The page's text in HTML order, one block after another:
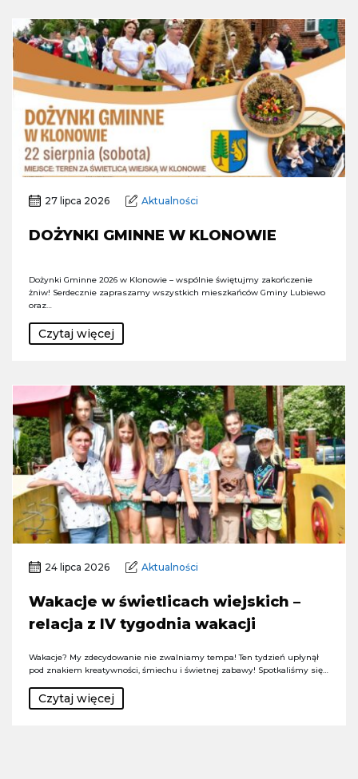
27 lipca 2026 Aktualności
DOŻYNKI GMINNE W KLONOWIE
Dożynki Gminne 2026 w Klonowie – wspólnie świętujmy zakończenie
żniw! Serdecznie zapraszamy wszystkich mieszkańców Gminy Lubiewo
oraz…
Czytaj więcej
24 lipca 2026 Aktualności
Wakacje w świetlicach wiejskich –
relacja z IV tygodnia wakacji
Wakacje? My zdecydowanie nie zwalniamy tempa! Ten tydzień upłynął
pod znakiem kreatywności, śmiechu i świetnej zabawy! Spotkaliśmy się…
Czytaj więcej